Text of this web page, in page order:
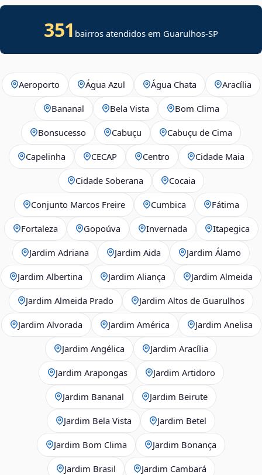
351 bairros atendidos em Guarulhos-SP
Aeroporto Água Azul Água Chata Aracília
Bananal Bela Vista Bom Clima
Bonsucesso Cabuçu Cabuçu de Cima
Capelinha CECAP Centro Cidade Maia
Cidade Soberana Cocaia
Conjunto Marcos Freire Cumbica Fátima
Fortaleza Gopoúva Invernada Itapegica
Jardim Adriana Jardim Aida Jardim Álamo
Jardim Albertina Jardim Aliança Jardim Almeida
Jardim Almeida Prado Jardim Altos de Guarulhos
Jardim Alvorada Jardim América Jardim Anelisa
Jardim Angélica Jardim Aracília
Jardim Arapongas Jardim Artidoro
Jardim Bananal Jardim Beirute
Jardim Bela Vista Jardim Betel
Jardim Bom Clima Jardim Bonança
Jardim Brasil Jardim Cambará